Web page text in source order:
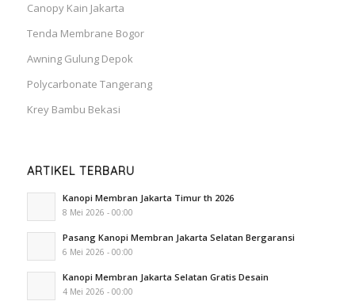
Canopy Kain Jakarta
Tenda Membrane Bogor
Awning Gulung Depok
Polycarbonate Tangerang
Krey Bambu Bekasi
ARTIKEL TERBARU
Kanopi Membran Jakarta Timur th 2026
8 Mei 2026 - 00:00
Pasang Kanopi Membran Jakarta Selatan Bergaransi
6 Mei 2026 - 00:00
Kanopi Membran Jakarta Selatan Gratis Desain
4 Mei 2026 - 00:00